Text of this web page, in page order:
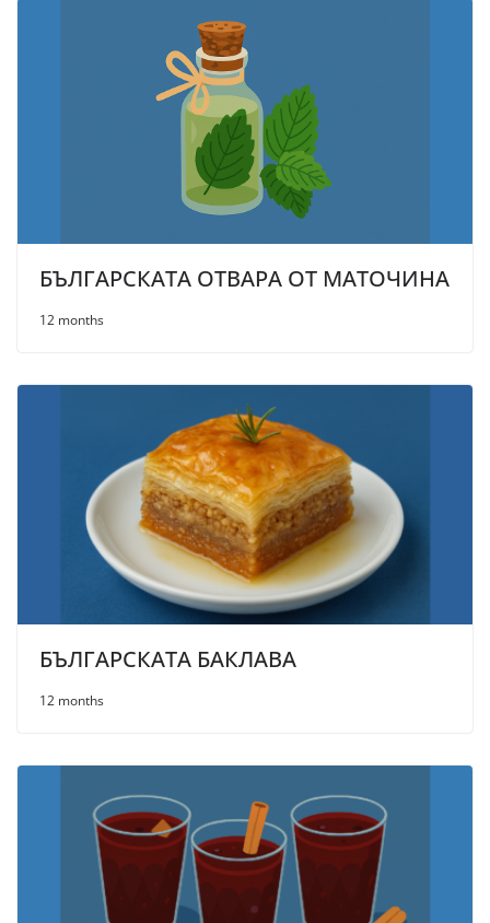
БЪЛГАРСКАТА ОТВАРА ОТ МАТОЧИНА
12 months
БЪЛГАРСКАТА БАКЛАВА
12 months